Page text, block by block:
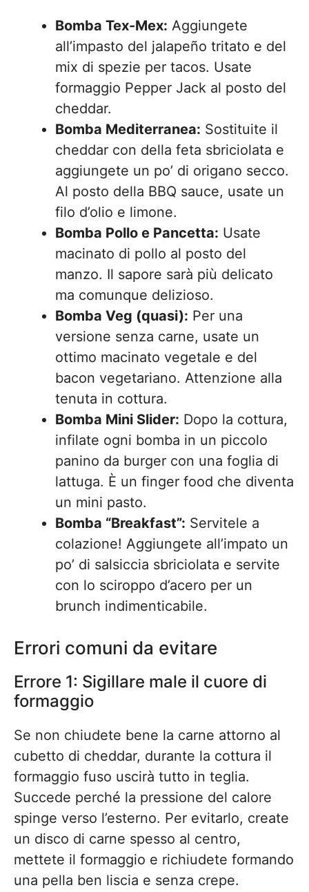
Bomba Tex-Mex: Aggiungete
all’impasto del jalapeño tritato e del
mix di spezie per tacos. Usate
formaggio Pepper Jack al posto del
cheddar.
Bomba Mediterranea: Sostituite il
cheddar con della feta sbriciolata e
aggiungete un po’ di origano secco.
Al posto della BBQ sauce, usate un
filo d’olio e limone.
Bomba Pollo e Pancetta: Usate
macinato di pollo al posto del
manzo. Il sapore sarà più delicato
ma comunque delizioso.
Bomba Veg (quasi): Per una
versione senza carne, usate un
ottimo macinato vegetale e del
bacon vegetariano. Attenzione alla
tenuta in cottura.
Bomba Mini Slider: Dopo la cottura,
infilate ogni bomba in un piccolo
panino da burger con una foglia di
lattuga. È un finger food che diventa
un mini pasto.
Bomba “Breakfast”: Servitele a
colazione! Aggiungete all’impato un
po’ di salsiccia sbriciolata e servite
con lo sciroppo d’acero per un
brunch indimenticabile.
Errori comuni da evitare
Errore 1: Sigillare male il cuore di
formaggio
Se non chiudete bene la carne attorno al
cubetto di cheddar, durante la cottura il
formaggio fuso uscirà tutto in teglia.
Succede perché la pressione del calore
spinge verso l’esterno. Per evitarlo, create
un disco di carne spesso al centro,
mettete il formaggio e richiudete formando
una pella ben liscia e senza crepe.